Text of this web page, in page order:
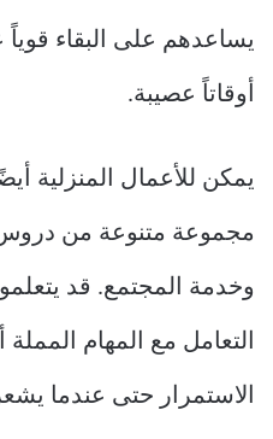
يساعدهم على البقاء قوياً
أوقاتاً عصيبة.
يمكن للأعمال المنزلية
مجموعة متنوعة من دروس
وخدمة المجتمع. قد
التعامل مع المهام
الاستمرار حتى عندما